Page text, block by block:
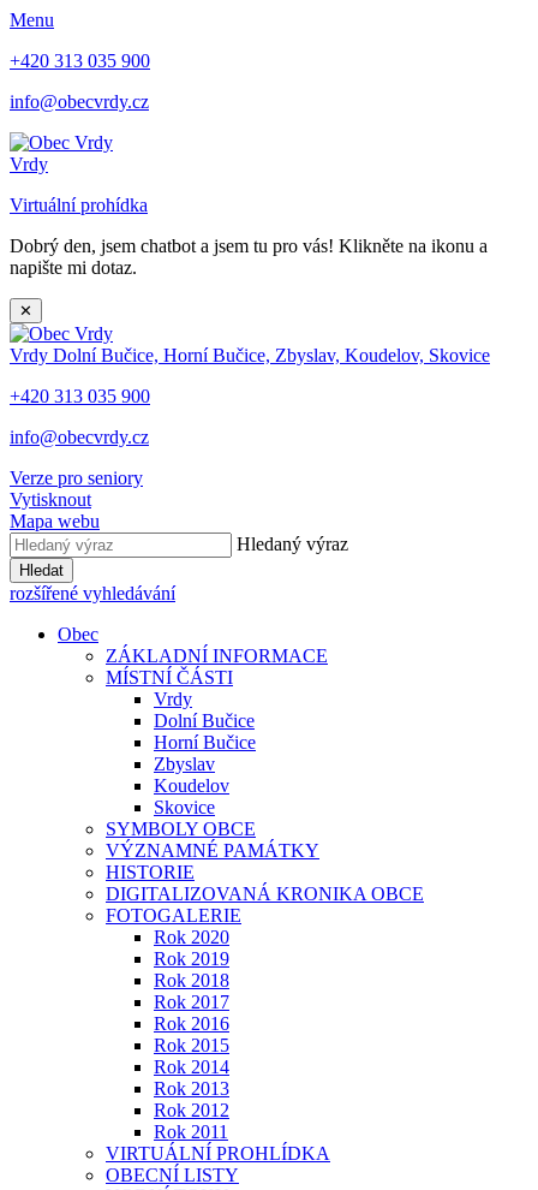
Menu
+420 313 035 900
info@obecvrdy.cz
Vrdy
Virtuální prohídka
Dobrý den, jsem chatbot a jsem tu pro vás! Klikněte na ikonu a
napište mi dotaz.
✕
Vrdy Dolní Bučice, Horní Bučice, Zbyslav, Koudelov, Skovice
+420 313 035 900
info@obecvrdy.cz
Verze pro seniory
Vytisknout
Mapa webu
Hledaný výraz
Hledat
rozšířené vyhledávání
Obec
ZÁKLADNÍ INFORMACE
MÍSTNÍ ČÁSTI
Vrdy
Dolní Bučice
Horní Bučice
Zbyslav
Koudelov
Skovice
SYMBOLY OBCE
VÝZNAMNÉ PAMÁTKY
HISTORIE
DIGITALIZOVANÁ KRONIKA OBCE
FOTOGALERIE
Rok 2020
Rok 2019
Rok 2018
Rok 2017
Rok 2016
Rok 2015
Rok 2014
Rok 2013
Rok 2012
Rok 2011
VIRTUÁLNÍ PROHLÍDKA
OBECNÍ LISTY